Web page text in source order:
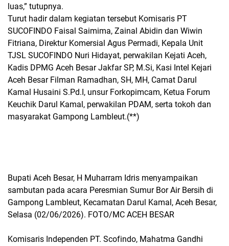
luas,” tutupnya.
Turut hadir dalam kegiatan tersebut Komisaris PT
SUCOFINDO Faisal Saimima, Zainal Abidin dan Wiwin
Fitriana, Direktur Komersial Agus Permadi, Kepala Unit
TJSL SUCOFINDO Nuri Hidayat, perwakilan Kejati Aceh,
Kadis DPMG Aceh Besar Jakfar SP, M.Si, Kasi Intel Kejari
Aceh Besar Filman Ramadhan, SH, MH, Camat Darul
Kamal Husaini S.Pd.I, unsur Forkopimcam, Ketua Forum
Keuchik Darul Kamal, perwakilan PDAM, serta tokoh dan
masyarakat Gampong Lambleut.(**)
Bupati Aceh Besar, H Muharram Idris menyampaikan
sambutan pada acara Peresmian Sumur Bor Air Bersih di
Gampong Lambleut, Kecamatan Darul Kamal, Aceh Besar,
Selasa (02/06/2026). FOTO/MC ACEH BESAR
Komisaris Independen PT. Scofindo, Mahatma Gandhi